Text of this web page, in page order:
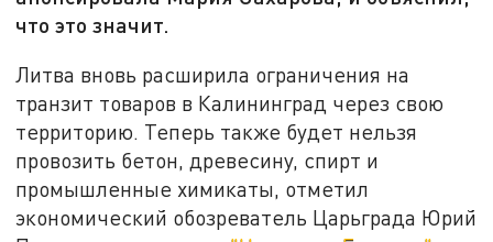
что это значит.
Литва вновь расширила ограничения на
транзит товаров в Калининград через свою
территорию. Теперь также будет нельзя
провозить бетон, древесину, спирт и
промышленные химикаты, отметил
экономический обозреватель Царьграда Юрий